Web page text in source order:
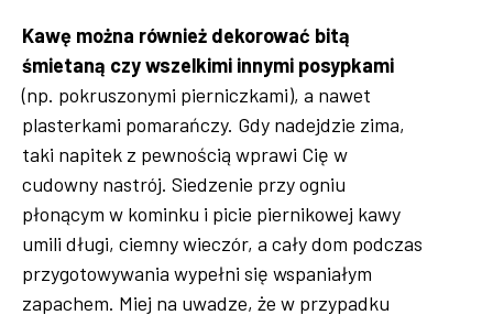
Kawę można również dekorować bitą
śmietaną czy wszelkimi innymi posypkami
(np. pokruszonymi pierniczkami), a nawet
plasterkami pomarańczy. Gdy nadejdzie zima,
taki napitek z pewnością wprawi Cię w
cudowny nastrój. Siedzenie przy ogniu
płonącym w kominku i picie piernikowej kawy
umili długi, ciemny wieczór, a cały dom podczas
przygotowywania wypełni się wspaniałym
zapachem. Miej na uwadze, że w przypadku